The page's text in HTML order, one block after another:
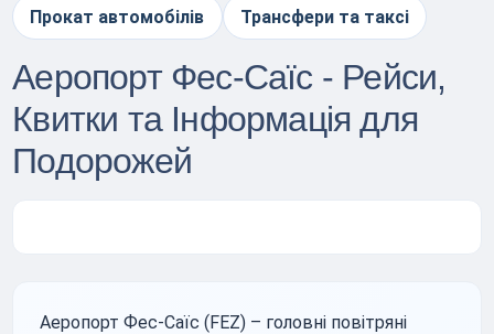
Прокат автомобілів Трансфери та таксі
Аеропорт Фес-Саїс - Рейси,
Квитки та Інформація для
Подорожей
Аеропорт Фес-Саїс (FEZ) – головні повітряні